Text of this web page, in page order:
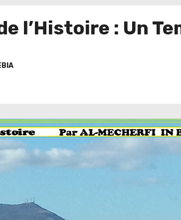
l’Histoire : Un